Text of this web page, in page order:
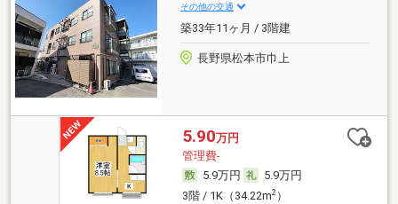
その他の交通
築33年11ヶ月 / 3階建
長野県松本市巾上
5.90万円
管理費-
5.9万円
5.9万円
3階 / 1K（34.22m2）